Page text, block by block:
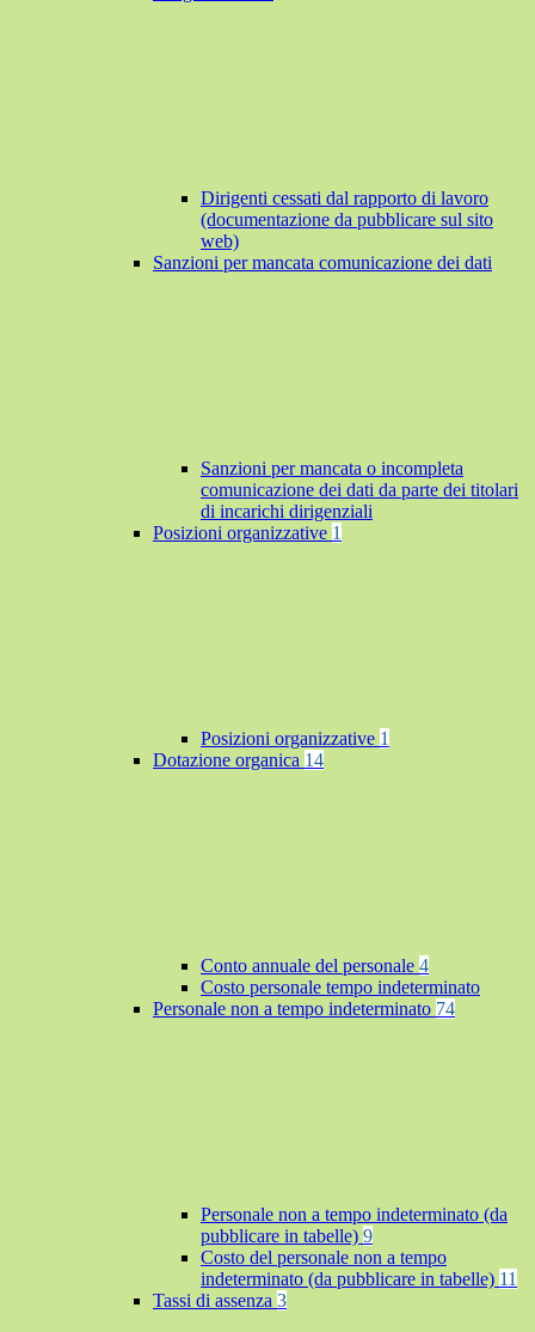
Dirigenti cessati dal rapporto di lavoro
(documentazione da pubblicare sul sito
web)
Sanzioni per mancata comunicazione dei dati
Sanzioni per mancata o incompleta
comunicazione dei dati da parte dei titolari
di incarichi dirigenziali
Posizioni organizzative 1
Posizioni organizzative 1
Dotazione organica 14
Conto annuale del personale 4
Costo personale tempo indeterminato
Personale non a tempo indeterminato 74
Personale non a tempo indeterminato (da
pubblicare in tabelle) 9
Costo del personale non a tempo
indeterminato (da pubblicare in tabelle) 11
Tassi di assenza 3